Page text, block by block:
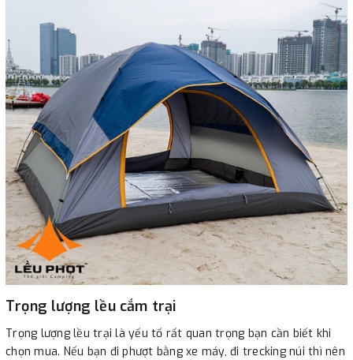
Trọng lượng lều cắm trại
Trọng lượng lều trại là yếu tố rất quan trọng bạn cần biết khi
chọn mua. Nếu bạn đi phượt bằng xe máy, đi trecking núi thì nên